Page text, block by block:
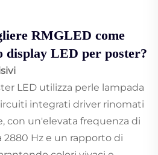
RMGLED come
display LED per poster?
LED utilizza perle lampada
integrati driver rinomati
con un'elevata frequenza di
Hz e un rapporto di